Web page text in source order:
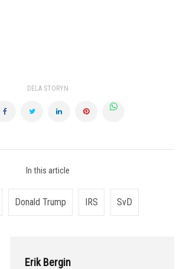
DELA STORYN
In this article
Donald Trump IRS SvD
Erik Bergin